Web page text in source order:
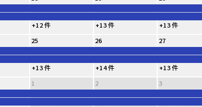
+12 件 +13 件 +13 件
25 26 27
+13 件 +14 件 +13 件
1 2 3